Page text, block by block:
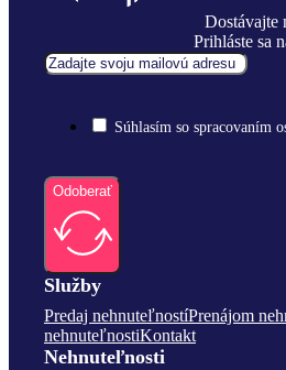
Dostávajte
Prihláste sa
Súhlasím so spracovaním
Odoberať
Služby
Predaj nehnuteľnostíPrenájom
nehnuteľnostiKontakt
Nehnuteľnosti